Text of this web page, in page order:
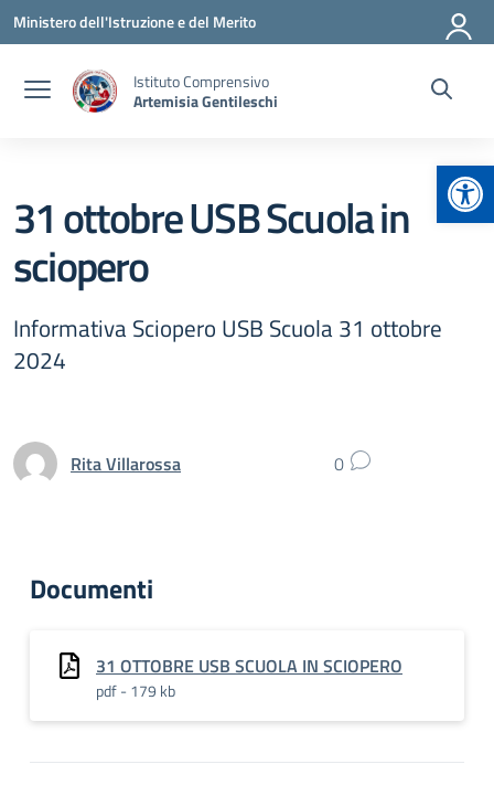
Vai ai contenuti
Vai al menu di navigazione
Vai al footer
Ministero dell'Istruzione e del Merito
Istituto Comprensivo
Artemisia Gentileschi
31 ottobre USB Scuola in
sciopero
Informativa Sciopero USB Scuola 31 ottobre
2024
Rita Villarossa 0
Documenti
31 OTTOBRE USB SCUOLA IN SCIOPERO
pdf - 179 kb